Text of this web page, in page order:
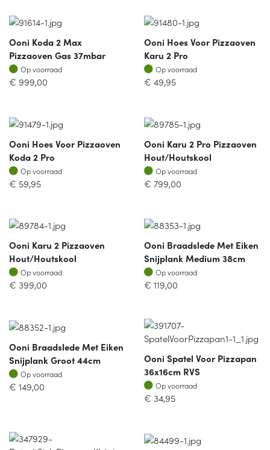
Ooni Koda 2 Max
Pizzaoven Gas 37mbar
Op voorraad
Op voorraad
€ 999,00
Ooni Hoes Voor Pizzaoven
Karu 2 Pro
Op voorraad
Op voorraad
€ 49,95
Ooni Hoes Voor Pizzaoven
Koda 2 Pro
Op voorraad
Op voorraad
€ 59,95
Ooni Karu 2 Pro Pizzaoven
Hout/houtskool
Op voorraad
Op voorraad
€ 799,00
Ooni Karu 2 Pizzaoven
Hout/houtskool
Op voorraad
Op voorraad
€ 399,00
Ooni Braadslede Met Eiken
Snijplank Medium 38cm
Op voorraad
Op voorraad
€ 119,00
Ooni Braadslede Met Eiken
Snijplank Groot 44cm
Op voorraad
Op voorraad
€ 149,00
Ooni Spatel Voor Pizzapan
36x16cm RVS
Op voorraad
Op voorraad
€ 34,95